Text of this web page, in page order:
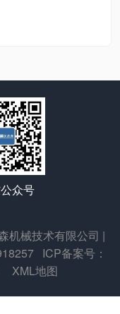
众号
机械技术有限公司 |
ICP备案号：
XML地图